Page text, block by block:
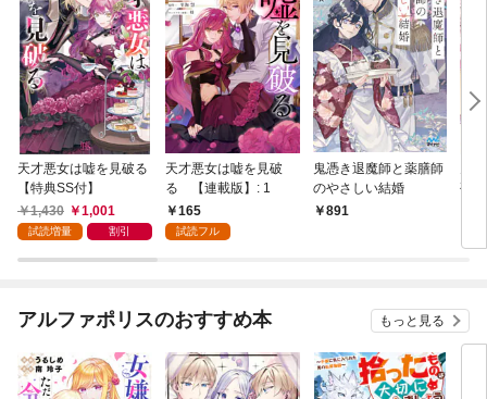
天才悪女は嘘を見破る
【特典SS付】
1,430
1,001
試読増量 割引
天才悪女は嘘を見破
る 【連載版】: 1
165
試読フル
鬼憑き退魔師と薬膳師
のやさしい結婚
891
孤
アルファポリスのおすすめ本 もっと見る